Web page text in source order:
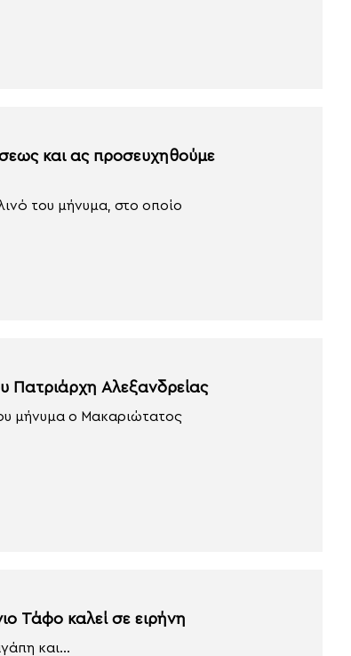
και ας προσευχηθούμε
του μήνυμα, στο οποίο
Πατριάρχη Αλεξανδρείας
μήνυμα ο Μακαριώτατος
Τάφο καλεί σε ειρήνη
και...